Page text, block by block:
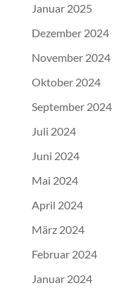
Januar 2025
Dezember 2024
November 2024
Oktober 2024
September 2024
Juli 2024
Juni 2024
Mai 2024
April 2024
März 2024
Februar 2024
Januar 2024